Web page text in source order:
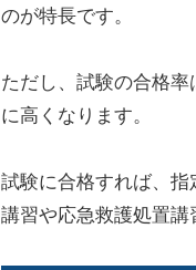
のが特長です。
ただし、試験の合格
に高くなります。
試験に合格すれば、
講習や応急救護処置講